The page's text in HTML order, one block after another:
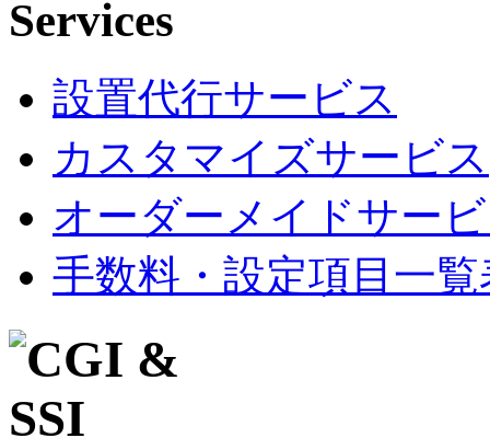
設置代行サービス
カスタマイズサービス
オーダーメイドサー
手数料・設定項目一覧